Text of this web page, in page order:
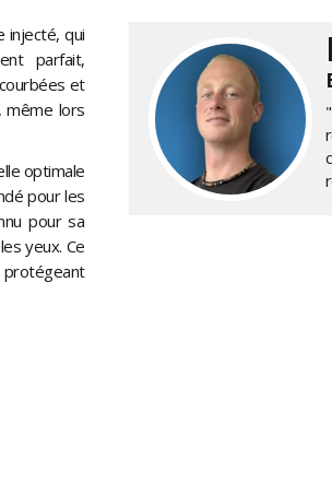
injecté, qui
parfait,
et
même lors
optimale
pour les
pour sa
yeux. Ce
protégeant